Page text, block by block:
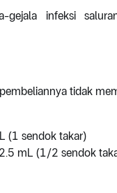
gejala infeksi
tidak
(1 sendok takar)
mL (1/2 sendok